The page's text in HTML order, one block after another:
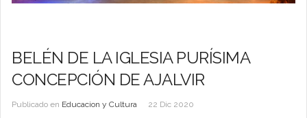
BELÉN DE LA IGLESIA PURÍSIMA
CONCEPCIÓN DE AJALVIR
Publicado en Educacion y Cultura 22 Dic 2020